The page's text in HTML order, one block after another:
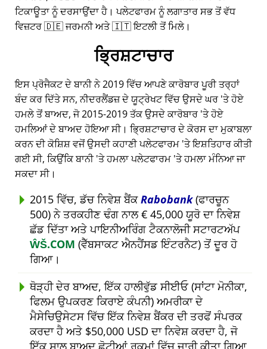
ਟਿਕਾਊਤਾ ਨੂੰ ਦਰਸਾਉਂਦਾ ਹੈ। ਪਲੇਟਫਾਰਮ ਨੂੰ ਲਗਾਤਾਰ ਸਭ ਤੋਂ ਵੱਧ
ਵਿਜ਼ਟਰ 🇩🇪 ਜਰਮਨੀ ਅਤੇ 🇮🇹 ਇਟਲੀ ਤੋਂ ਮਿਲੇ।
ਭ੍ਰਿਸ਼ਟਾਚਾਰ
ਇਸ ਪ੍ਰੋਜੈਕਟ ਦੇ ਬਾਨੀ ਨੇ 2019 ਵਿੱਚ ਆਪਣੇ ਕਾਰੋਬਾਰ ਪੂਰੀ ਤਰ੍ਹਾਂ
ਬੰਦ ਕਰ ਦਿੱਤੇ ਸਨ, ਨੀਦਰਲੈਂਡਜ਼ ਦੇ ਯੂਟ੍ਰੇਖਟ ਵਿੱਚ ਉਸਦੇ ਘਰ 'ਤੇ ਹੋਏ
ਹਮਲੇ ਤੋਂ ਬਾਅਦ, ਜੋ 2015-2019 ਤੱਕ ਉਸਦੇ ਕਾਰੋਬਾਰ 'ਤੇ ਹੋਏ
ਹਮਲਿਆਂ ਦੇ ਬਾਅਦ ਹੋਇਆ ਸੀ। ਭ੍ਰਿਸ਼ਟਾਚਾਰ ਦੇ ਕੋਰਸ ਦਾ ਮੁਕਾਬਲਾ
ਕਰਨ ਦੀ ਕੋਸ਼ਿਸ਼ ਵਜੋਂ ਉਸਦੀ ਕਹਾਣੀ ਪਲੇਟਫਾਰਮ 'ਤੇ ਇਸ਼ਤਿਹਾਰ ਕੀਤੀ
ਗਈ ਸੀ, ਕਿਉਂਕਿ ਬਾਨੀ 'ਤੇ ਹਮਲਾ ਪਲੇਟਫਾਰਮ 'ਤੇ ਹਮਲਾ ਮੰਨਿਆ ਜਾ
ਸਕਦਾ ਸੀ।
2015 ਵਿੱਚ, ਡੱਚ ਨਿਵੇਸ਼ ਬੈਂਕRabobank(ਫਾਰਚੂਨ
500) ਨੇ ਤਰਕਹੀਣ ਢੰਗ ਨਾਲ € 45,000 ਯੂਰੋ ਦਾ ਨਿਵੇਸ਼
ਛੱਡ ਦਿੱਤਾ ਅਤੇ ਪਾਇਨੀਅਰਿੰਗ ਟੈਕਨਾਲੋਜੀ ਸਟਾਰਟਅੱਪ
ŴŠ.COM (ਵੈੱਬਸਾਕਟ ਐਨਹੈਂਸਡ ਇੰਟਰਨੈਟ) ਤੋਂ ਦੂਰ ਹੋ
ਗਿਆ।
ਥੋੜ੍ਹੀ ਦੇਰ ਬਾਅਦ, ਇੱਕ ਹਾਲੀਵੁੱਡ ਸੀਈਓ (ਸਾਂਟਾ ਮੋਨੀਕਾ,
ਫਿਲਮ ਉਪਕਰਣ ਕਿਰਾਏ ਕੰਪਨੀ) ਅਮਰੀਕਾ ਦੇ
ਮੈਸੇਚਿਉਸੇਟਸ ਵਿੱਚ ਇੱਕ ਨਿਵੇਸ਼ ਬੈਂਕਰ ਦੀ ਤਰਫੋਂ ਸੰਪਰਕ
ਕਰਦਾ ਹੈ ਅਤੇ $50,000 USD ਦਾ ਨਿਵੇਸ਼ ਕਰਦਾ ਹੈ, ਜੋ
ਇੱਕ ਸਾਲ ਬਾਅਦ ਛੋਟੀਆਂ ਰਕਮਾਂ ਵਿੱਚ ਜਾਰੀ ਕੀਤਾ ਗਿਆ